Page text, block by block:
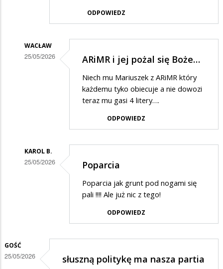
ODPOWIEDZ
WACŁAW
25/05/2026
odpowiedzi
Na
ARiMR i jej pożal się Boże…
Niech mu Mariuszek z ARiMR który
każdemu tyko obiecuje a nie dowozi
teraz mu gasi 4 litery….
ODPOWIEDZ
KAROL B.
25/05/2026 Poparcia
Poparcia jak grunt pod nogami się
pali !!!! Ale już nic z tego!
ODPOWIEDZ
GOŚĆ
25/05/2026 słuszną politykę ma nasza partia